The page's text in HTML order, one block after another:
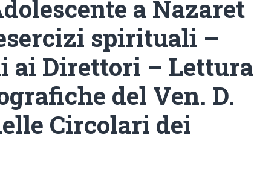
a Nazaret
spirituali –
ai Direttori – Lettura
del Ven. D.
Circolari dei